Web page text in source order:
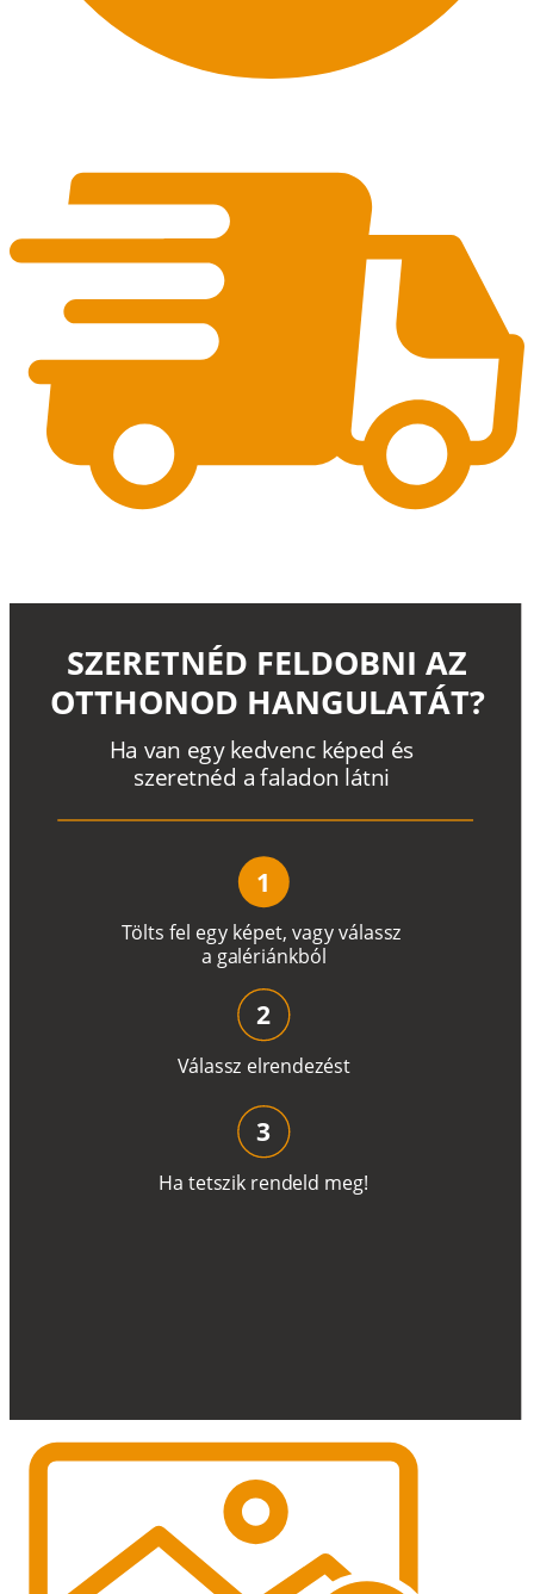
Tölts fel egy képet, vagyválassz
a galériánkból
Ha van egy kedvenc képed és
szeretnéd a faladon látni
SZERETNÉD FELDOBNI AZ
OTTHONOD HANGULATÁT?
1
Válassz elrendezést
2
Ha tetszik rendeld meg!
3